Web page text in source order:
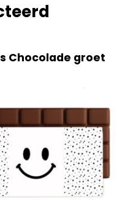
Chocolade groet